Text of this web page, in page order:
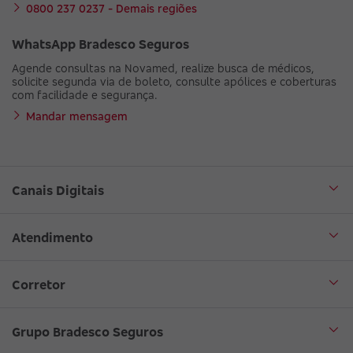
0800 237 0237 - Demais regiões
WhatsApp Bradesco Seguros
Agende consultas na Novamed, realize busca de médicos,
solicite segunda via de boleto, consulte apólices e coberturas
com facilidade e segurança.
Mandar mensagem
Canais Digitais
Aplicativo Bradesco Seguros
Atendimento
Central de Atendimento
Corretor
Seja um corretor
Grupo Bradesco Seguros